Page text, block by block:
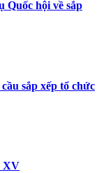
Quốc hội về sắp
sắp xếp tổ chức
XV